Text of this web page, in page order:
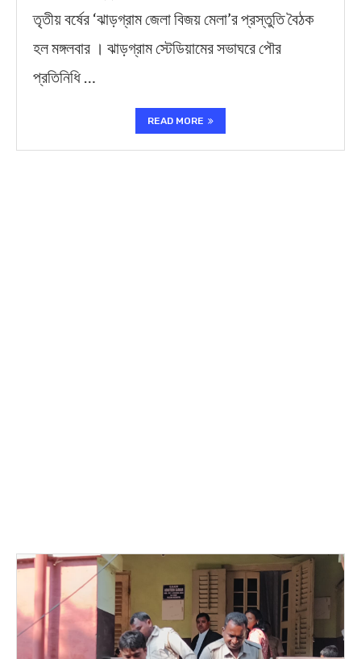
তৃতীয় বর্ষের ‘ঝাড়গ্রাম জেলা বিজয় মেলা’র প্রস্তুতি বৈঠক
হল মঙ্গলবার । ঝাড়গ্রাম স্টেডিয়ামের সভাঘরে পৌর
প্রতিনিধি …
READ MORE